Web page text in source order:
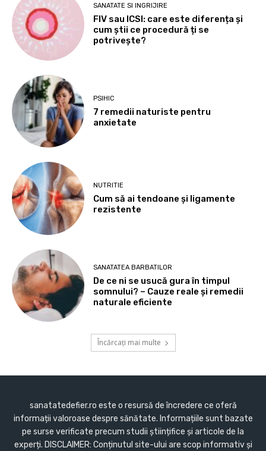
SANATATE SI INGRIJIRE
FIV sau ICSI: care este diferența și
cum știi ce procedură ți se
potrivește?
PSIHIC
7 remedii naturiste pentru
anxietate
NUTRITIE
Cum să ai tendoane şi ligamente
rezistente
SANATATEA BARBATILOR
De ce ni se usucă gura în timpul
somnului? – Cauze reale și remedii
naturale eficiente
Încărcați mai multe
sanatatedefier.ro este o resursă de încredere ce oferă
informații valoroase despre sănătate. Informațiile sunt bazate
pe surse verificate precum studii științifice și articole de la
experți. DISCLAIMER: Conținutul site-ului are scop informativ și